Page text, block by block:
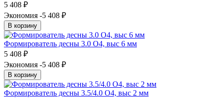
5 408 ₽
Экономия -5 408 ₽
В корзину
Формирователь десны 3.0 O4, выс 6 мм
5 408 ₽
Экономия -5 408 ₽
В корзину
Формирователь десны 3.5/4.0 O4, выс 2 мм